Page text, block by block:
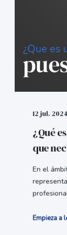
12 jul.
¿Qué
que
En el
Empieza a